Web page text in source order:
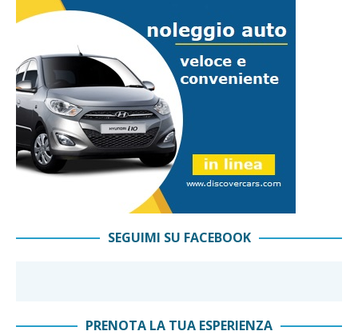
SEGUIMI SU FACEBOOK
PRENOTA LA TUA ESPERIENZA